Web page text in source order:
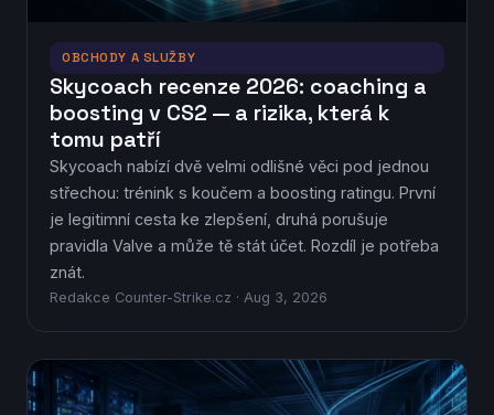
OBCHODY A SLUŽBY
Skycoach recenze 2026: coaching a
boosting v CS2 — a rizika, která k
tomu patří
Skycoach nabízí dvě velmi odlišné věci pod jednou
střechou: trénink s koučem a boosting ratingu. První
je legitimní cesta ke zlepšení, druhá porušuje
pravidla Valve a může tě stát účet. Rozdíl je potřeba
znát.
Redakce Counter-Strike.cz · Aug 3, 2026